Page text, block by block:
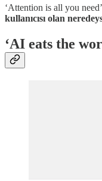
‘Attention is all you
kullanıcısı olan
‘AI eats the